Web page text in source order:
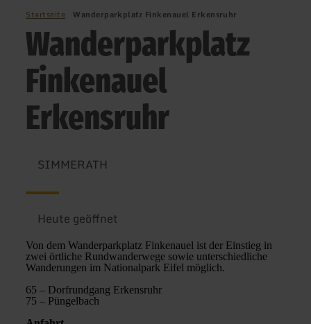
Startseite Wanderparkplatz Finkenauel Erkensruhr
Wanderparkplatz
Finkenauel
Erkensruhr
SIMMERATH
Heute geöffnet
Von dem Wanderparkplatz Finkenauel ist der Einstieg in
zwei örtliche Rundwanderwege sowie unterschiedliche
Wanderungen im Nationalpark Eifel möglich.
65 – Dorfrundgang Erkensruhr
75 – Püngelbach